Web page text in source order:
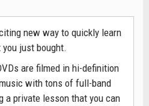
new way to quickly learn
just bought.
are filmed in hi-definition
with tons of full-band
a private lesson that you can